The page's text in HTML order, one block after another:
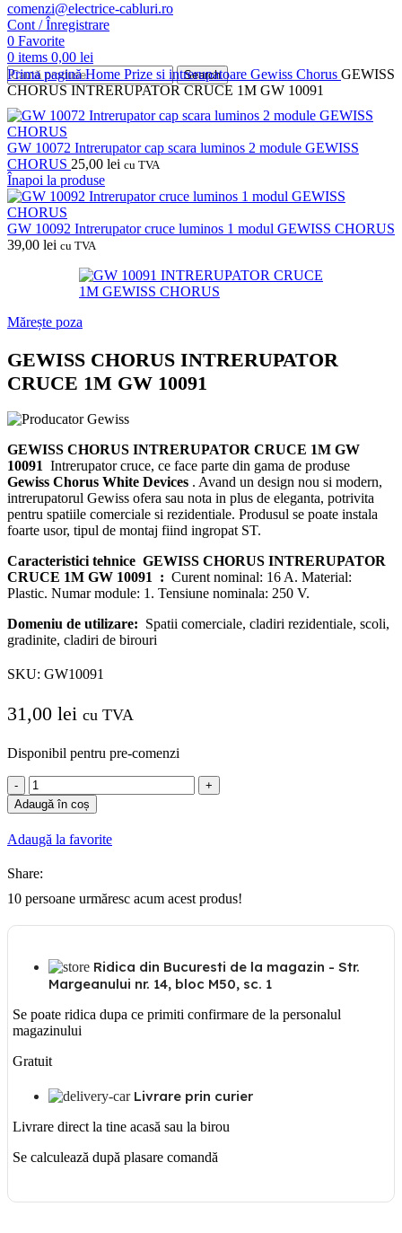
comenzi@electrice-cabluri.ro
Cont / Înregistrare
0 Favorite
0 items 0,00 lei
Search
Prima paginăHome Prize si intrerupatoare Gewiss Chorus GEWISS
CHORUS INTRERUPATOR CRUCE 1M GW 10091
GW 10072 Intrerupator cap scara luminos 2 module GEWISS
CHORUS 25,00 lei cu TVA
Înapoi la produse
GW 10092 Intrerupator cruce luminos 1 modul GEWISS CHORUS
39,00 lei cu TVA
Mărește poza
GEWISS CHORUS INTRERUPATOR
CRUCE 1M GW 10091
GEWISS CHORUS INTRERUPATOR CRUCE 1M GW
10091 Intrerupator cruce, ce face parte din gama de produse
Gewiss Chorus White Devices . Avand un design nou si modern,
intrerupatorul Gewiss ofera sau nota in plus de eleganta, potrivita
pentru spatiile comerciale si rezidentiale. Produsul se poate instala
foarte usor, tipul de montaj fiind ingropat ST.
Caracteristici tehnice GEWISS CHORUS INTRERUPATOR
CRUCE 1M GW 10091 : Curent nominal: 16 A. Material:
Plastic. Numar module: 1. Tensiune nominala: 250 V.
Domeniu de utilizare: Spatii comerciale, cladiri rezidentiale, scoli,
gradinite, cladiri de birouri
SKU: GW10091
31,00 lei cu TVA
Disponibil pentru pre-comenzi
Cantitate
GEWISS
CHORUS
INTRERUPATOR
CRUCE
GW
10091
Adaugă în coș
Adaugă la favorite
Share:
10 persoane urmăresc acum acest produs!
Ridica din Bucuresti de la magazin - Str.
Margeanului nr. 14, bloc M50, sc. 1
Se poate ridica dupa ce primiti confirmare de la personalul
magazinului
Gratuit
Livrare prin curier
Livrare direct la tine acasă sau la birou
Se calculează după plasare comandă